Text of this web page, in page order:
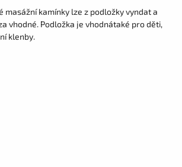
masážní kamínky lze z podložky vyndat a
vhodné. Podložka je vhodnátaké pro děti,
klenby.